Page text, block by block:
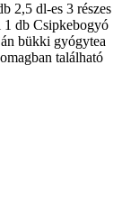
2,5 dl-es 3 részes
1 db Csipkebogyó
bükki gyógytea
található